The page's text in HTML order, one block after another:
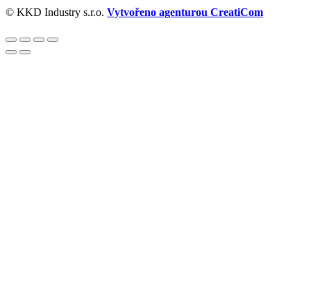
© KKD Industry s.r.o. Vytvořeno agenturou CreatiCom